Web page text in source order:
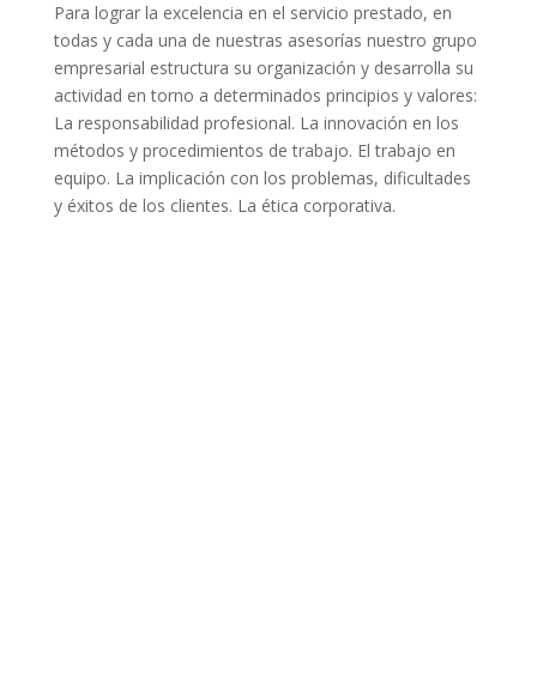
Para lograr la excelencia en el servicio prestado, en
todas y cada una de nuestras asesorías nuestro grupo
empresarial estructura su organización y desarrolla su
actividad en torno a determinados principios y valores:
La responsabilidad profesional. La innovación en los
métodos y procedimientos de trabajo. El trabajo en
equipo. La implicación con los problemas, dificultades
y éxitos de los clientes. La ética corporativa.